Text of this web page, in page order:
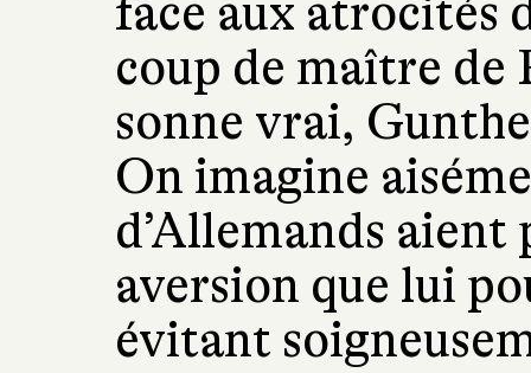
face aux atrocités
coup de maître
sonne vrai,
On imagine
d’Allemands
aversion que lui
évitant